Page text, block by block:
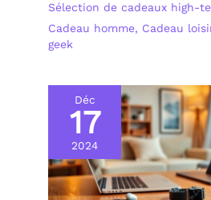
Sélection de cadeaux high-
Cadeau homme, Cadeau
geek
Déc
17
2024